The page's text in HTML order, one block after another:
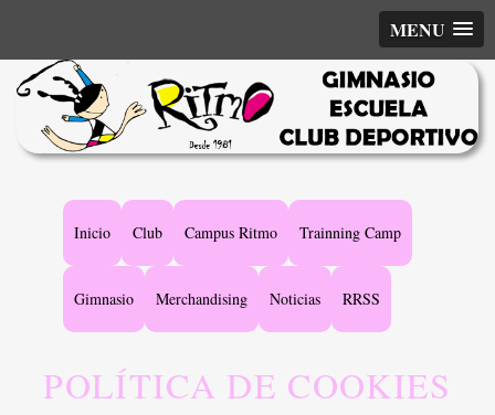
MENU
Main
navigation
Inicio Club Campus Ritmo Trainning Camp
Gimnasio Merchandising Noticias RRSS
POLÍTICA DE COOKIES